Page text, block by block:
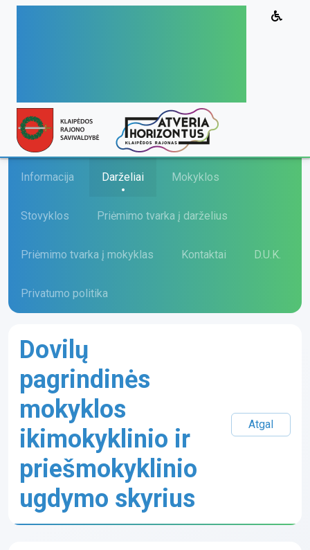
Informacija Darželiai Mokyklos
Stovyklos Priėmimo tvarka į darželius
Priėmimo tvarka į mokyklas Kontaktai D.U.K.
Privatumo politika
Dovilų
pagrindinės
mokyklos
ikimokyklinio ir
priešmokyklinio
ugdymo skyrius
Atgal